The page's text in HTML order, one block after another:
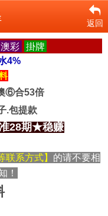
返回
澳彩
掛牌
4%
⑥合53倍
.包提款
28期★稳赚
联系方式】 的请不要相
！